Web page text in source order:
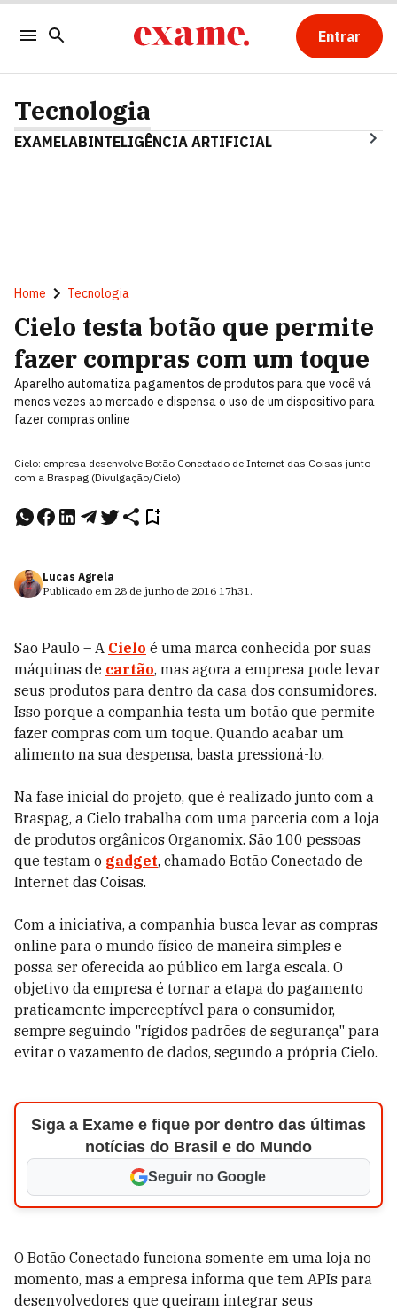
Entrar
Tecnologia
EXAMELABINTELIGÊNCIA ARTIFICIAL
Home Tecnologia
Cielo testa botão que permite
fazer compras com um toque
Aparelho automatiza pagamentos de produtos para que você vá
menos vezes ao mercado e dispensa o uso de um dispositivo para
fazer compras online
Cielo: empresa desenvolve Botão Conectado de Internet das Coisas junto
com a Braspag (Divulgação/Cielo)
Lucas Agrela
Publicado em 28 de junho de 2016 17h31.
São Paulo – A Cielo é uma marca conhecida por suas
máquinas de cartão, mas agora a empresa pode levar
seus produtos para dentro da casa dos consumidores.
Isso porque a companhia testa um botão que permite
fazer compras com um toque. Quando acabar um
alimento na sua despensa, basta pressioná-lo.
Na fase inicial do projeto, que é realizado junto com a
Braspag, a Cielo trabalha com uma parceria com a loja
de produtos orgânicos Organomix. São 100 pessoas
que testam o gadget, chamado Botão Conectado de
Internet das Coisas.
Com a iniciativa, a companhia busca levar as compras
online para o mundo físico de maneira simples e
possa ser oferecida ao público em larga escala. O
objetivo da empresa é tornar a etapa do pagamento
praticamente imperceptível para o consumidor,
sempre seguindo "rígidos padrões de segurança" para
evitar o vazamento de dados, segundo a própria Cielo.
Siga a Exame e fique por dentro das últimas
notícias do Brasil e do Mundo
Seguir no Google
O Botão Conectado funciona somente em uma loja no
momento, mas a empresa informa que tem APIs para
desenvolvedores que queiram integrar seus